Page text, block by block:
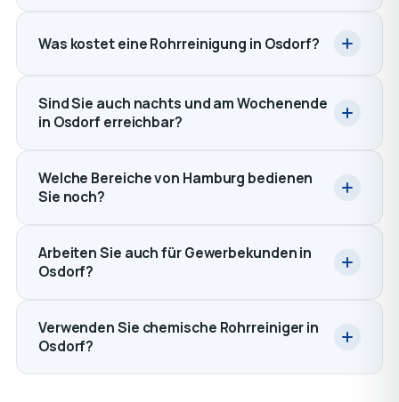
Was kostet eine Rohrreinigung in Osdorf?
Sind Sie auch nachts und am Wochenende
in Osdorf erreichbar?
Welche Bereiche von Hamburg bedienen
Sie noch?
Arbeiten Sie auch für Gewerbekunden in
Osdorf?
Verwenden Sie chemische Rohrreiniger in
Osdorf?